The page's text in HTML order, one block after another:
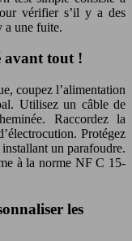
vérifier s’il y a des
a une fuite.
avant tout !
coupez l’alimentation
Utilisez un câble de
Raccordez la
Protégez
un parafoudre.
à la norme NF C 15-
les